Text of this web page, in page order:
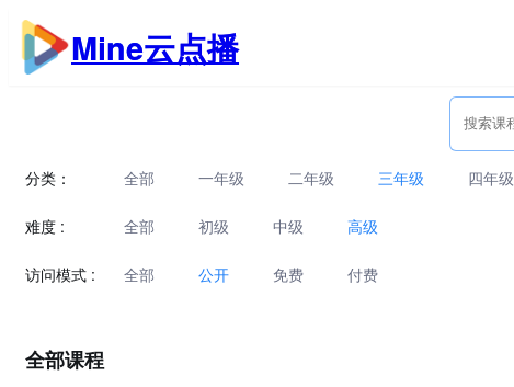
跳
至
内
Mine云点播
分类： 全部 一年级 二年级 三年级 四年级
难度 : 全部 初级 中级 高级
访问模式 : 全部 公开 免费 付费
全部课程